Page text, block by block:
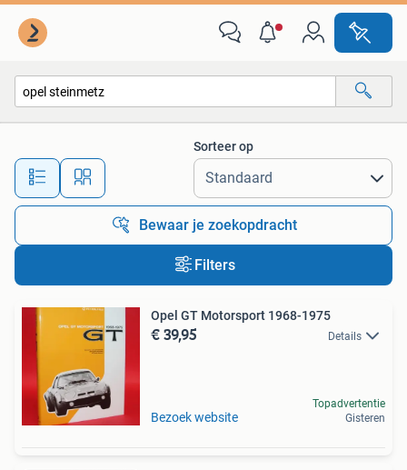
Alle afstanden…
Sorteer op
Bewaar je zoekopdracht
Filters
Opel GT Motorsport 1968-1975
€ 39,95 Details
Bezoek website
Topadvertentie
Gisteren